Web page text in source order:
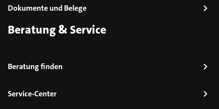
Dokumente und Belege
Beratung & Service
Beratung finden
Service-Center